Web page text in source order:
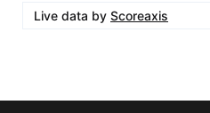
Live data by Scoreaxis